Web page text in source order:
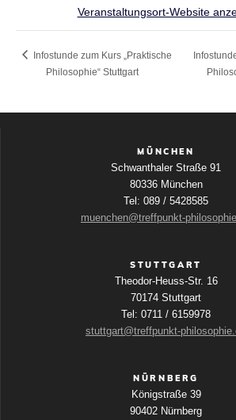
Veranstaltungsort-Website
Infostunde zum Kurs „Praktische
Philosophie“ Stuttgart
MÜNCHEN
Schwanthaler Straße 91
80336 München
Tel: 089 / 5428585
muenchen@treffpunkt-
STUTTGART
Theodor-Heuss-Str. 16
70174 Stuttgart
Tel: 0711 / 6159978
stuttgart@treffpunkt-
NÜRNBERG
Königstraße 39
90402 Nürnberg